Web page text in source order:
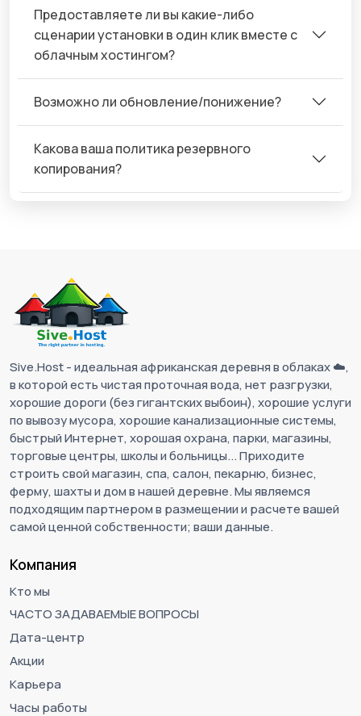
Предоставляете ли вы какие-либо
сценарии установки в один клик вместе с
облачным хостингом?
Возможно ли обновление/понижение?
Какова ваша политика резервного
копирования?
Sive.Host - идеальная африканская деревня в облаках ☁️,
в которой есть чистая проточная вода, нет разгрузки,
хорошие дороги (без гигантских выбоин), хорошие услуги
по вывозу мусора, хорошие канализационные системы,
быстрый Интернет, хорошая охрана, парки, магазины,
торговые центры, школы и больницы... Приходите
строить свой магазин, спа, салон, пекарню, бизнес,
ферму, шахты и дом в нашей деревне. Мы являемся
подходящим партнером в размещении и расчете вашей
самой ценной собственности; ваши данные.
Компания
Кто мы
ЧАСТО ЗАДАВАЕМЫЕ ВОПРОСЫ
Дата-центр
Акции
Карьера
Часы работы